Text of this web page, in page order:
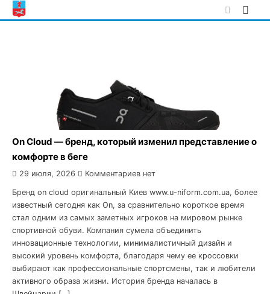
Skip
to
On Cloud — бренд, который изменил представление о
комфорте в беге
29 июля, 2026 Комментариев нет
Бренд on cloud оригинальный Киев www.u-niform.com.ua, более
известный сегодня как On, за сравнительно короткое время
стал одним из самых заметных игроков на мировом рынке
спортивной обуви. Компания сумела объединить
инновационные технологии, минималистичный дизайн и
высокий уровень комфорта, благодаря чему ее кроссовки
выбирают как профессиональные спортсмены, так и любители
активного образа жизни. История бренда началась в